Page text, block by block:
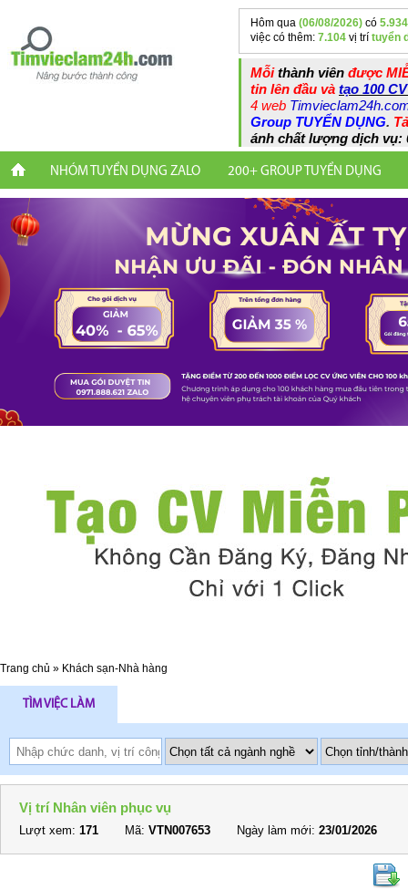
Hôm qua (06/08/2026) có 5.934
việc có thêm: 7.104 vị trí tuyển
Mỗithành viên được
tin lên đầu và tạo 100
4 web
Group TUYỂN DỤNG.
ánh chất lượng dịch vụ:
NHÓM TUYỂN DỤNG ZALO 200+ GROUP TUYỂN DỤNG
Trang chủ » Khách sạn-Nhà hàng
TÌM VIỆC LÀM
Vị trí Nhân viên phục vụ
Lượt xem: 171 Mã: VTN007653 Ngày làm mới: 23/01/2026